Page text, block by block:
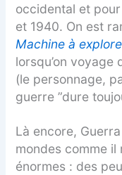
occidental et
et 1940. On est
Machine à
lorsqu’on voyage
(le personnage,
guerre ”dure
Là encore,
mondes comme
énormes : des